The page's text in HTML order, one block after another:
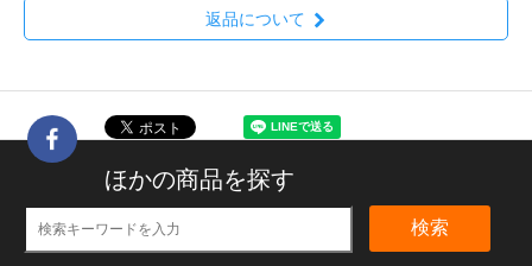
返品について
ほかの商品を探す
検索